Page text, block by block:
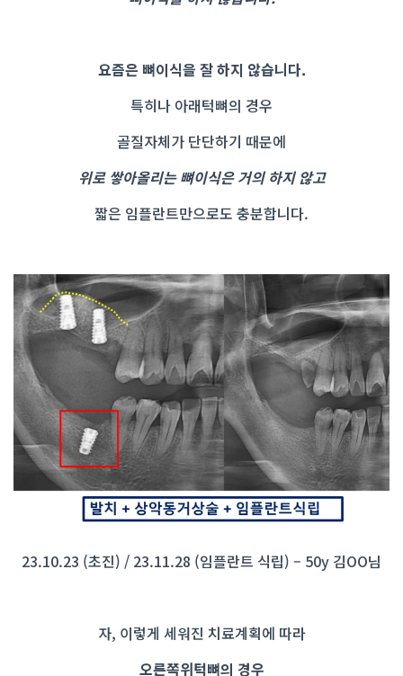
요즘은 뼈이식을 잘 하지 않습니다.
특히나 아래턱뼈의 경우
골질자체가 단단하기 때문에
위로 쌓아올리는 뼈이식은 거의 하지 않고
짧은 임플란트만으로도 충분합니다.
23.10.23 (초진) / 23.11.28 (임플란트 식립) – 50y 김OO님
자, 이렇게 세워진 치료계획에 따라
오른쪽위턱뼈의 경우